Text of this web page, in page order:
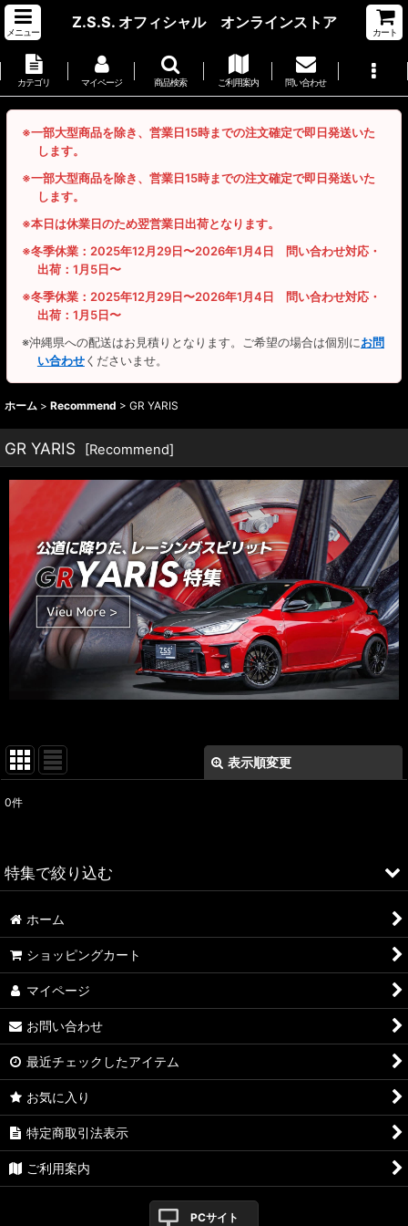
メニュー
Z.S.S. オフィシャル オンラインストア
カート
カテゴリ マイページ 商品検索 ご利用案内 問い合わせ
※一部大型商品を除き、営業日15時までの注文確定で即日発送いた
します。
※一部大型商品を除き、営業日15時までの注文確定で即日発送いた
します。
※本日は休業日のため翌営業日出荷となります。
※冬季休業：2025年12月29日〜2026年1月4日 問い合わせ対応・
出荷：1月5日〜
※冬季休業：2025年12月29日〜2026年1月4日 問い合わせ対応・
出荷：1月5日〜
※沖縄県への配送はお見積りとなります。ご希望の場合は個別にお問
い合わせくださいませ。
ホーム > Recommend > GR YARIS
GR YARIS [Recommend]
表示順変更
並び順:
0件
特集で絞り込む
ALFA ROMEO > 156
ALFA ROMEO > 147
ALFA ROMEO > 159
A4
A4 WAGON
ホーム
ショッピングカート
マイページ
お問い合わせ
最近チェックしたアイテム
お気に入り
特定商取引法表示
ご利用案内
PCサイト